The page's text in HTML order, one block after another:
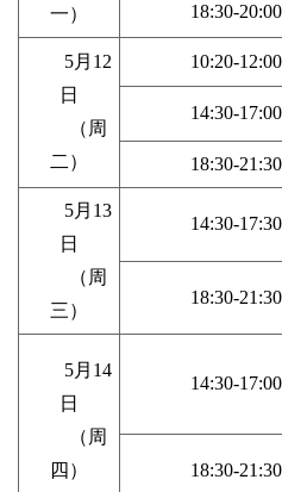
一）
18:30-20:00
5月12
日
（周
二）
10:20-12:00
14:30-17:00
18:30-21 :30
5月 13
日
（周
三）
14:30-1 7:30
18:30-21 :30
5月 14
日
（周
四）
14:30-17:00
18:30-21 :30